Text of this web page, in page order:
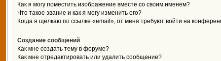
Как я могу поместить изображение вместе со своим именем?
Что такое звание и как я могу изменить его?
Когда я щёлкаю по ссылке «email», от меня требуют войти на
Создание сообщений
Как мне создать тему в форуме?
Как мне отредактировать или удалить сообщение?